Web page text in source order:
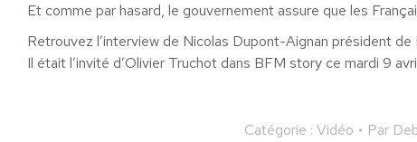
Et comme par hasard, le gouvernement assure que les
Retrouvez l’interview de Nicolas Dupont-Aignan président
Il était l’invité d’Olivier Truchot dans BFM story ce mardi 9
Catégorie : Vidéo Par